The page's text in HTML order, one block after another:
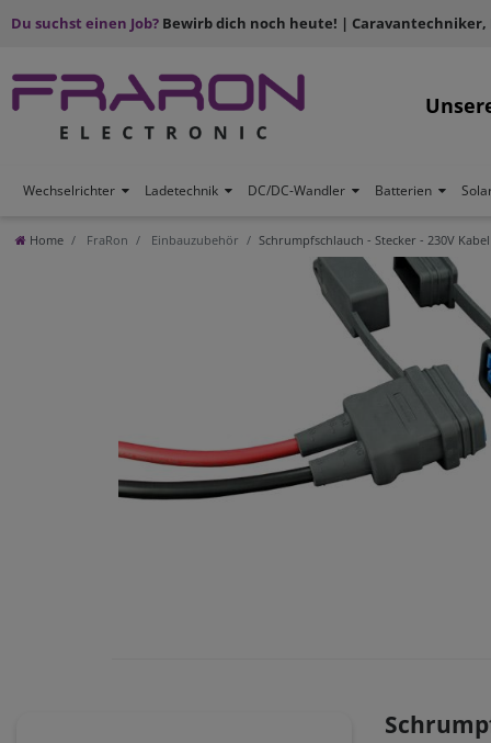
Du suchst einen Job? Bewirb dich noch heute! | Caravantechniker,
Wechselrichter Ladetechnik DC/DC-Wandler Batterien
Home FraRon Einbauzubehör Schrumpfschlauch - Stecker - 230V